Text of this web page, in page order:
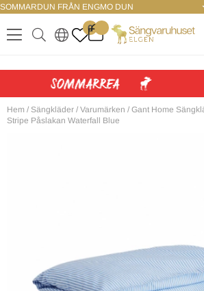
SOMMARDUN FRÅN ENGMO DUN
.
0
. ..
Hem / Sängkläder / Varumärken / Gant Home
Stripe Påslakan Waterfall Blue